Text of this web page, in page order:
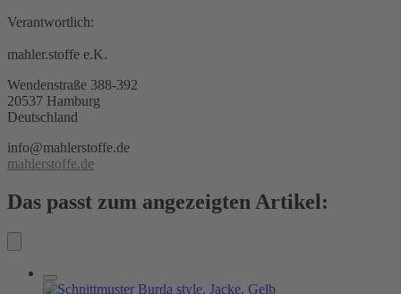
Verantwortlich:
mahler.stoffe e.K.
Wendenstraße 388-392
20537 Hamburg
Deutschland
info@mahlerstoffe.de
mahlerstoffe.de
Das passt zum angezeigten Artikel: